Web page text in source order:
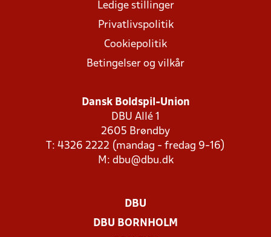
Ledige stillinger
Privatlivspolitik
Cookiepolitik
Betingelser og vilkår
Dansk Boldspil-Union
DBU Allé 1
2605 Brøndby
T: 4326 2222 (mandag - fredag 9-16)
M: dbu@dbu.dk
DBU
DBU BORNHOLM